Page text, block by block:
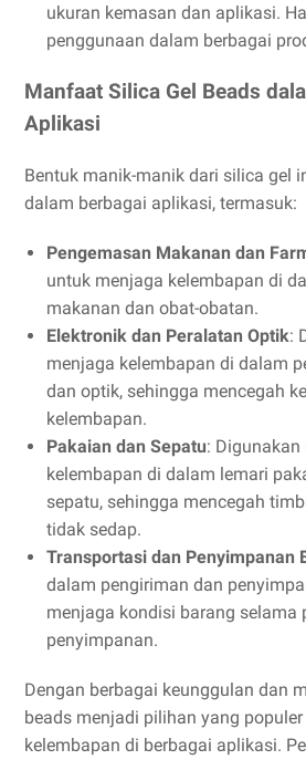
ukuran kemasan dan aplikasi.
penggunaan dalam berbagai
Manfaat Silica Gel Beads
Aplikasi
Bentuk manik-manik dari silica gel
dalam berbagai aplikasi, termasuk:
Pengemasan Makanan dan
untuk menjaga kelembapan di
makanan dan obat-obatan.
Elektronik dan Peralatan Optik:
menjaga kelembapan di dalam
dan optik, sehingga mencegah
kelembapan.
Pakaian dan Sepatu:
kelembapan di dalam lemari
sepatu, sehingga mencegah
tidak sedap.
Transportasi dan Penyimpanan
dalam pengiriman dan
menjaga kondisi barang selama
penyimpanan.
Dengan berbagai keunggulan dan
beads menjadi pilihan yang
kelembapan di berbagai aplikasi.